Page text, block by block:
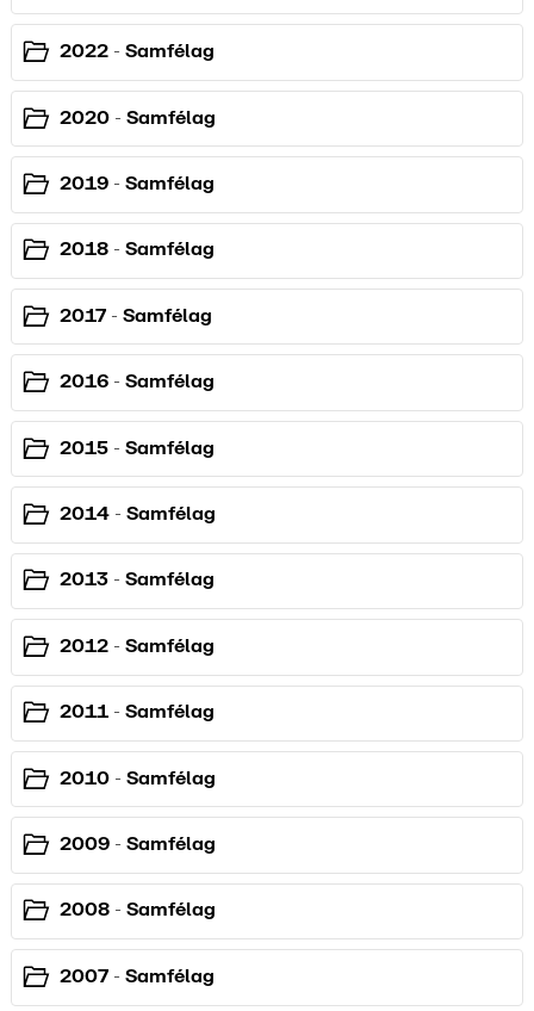
2022 - Samfélag
2020 - Samfélag
2019 - Samfélag
2018 - Samfélag
2017 - Samfélag
2016 - Samfélag
2015 - Samfélag
2014 - Samfélag
2013 - Samfélag
2012 - Samfélag
2011 - Samfélag
2010 - Samfélag
2009 - Samfélag
2008 - Samfélag
2007 - Samfélag